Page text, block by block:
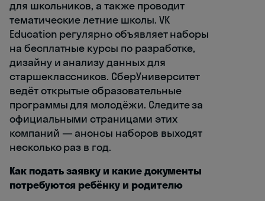
для школьников, а также проводит
тематические летние школы. VK
Education регулярно объявляет наборы
на бесплатные курсы по разработке,
дизайну и анализу данных для
старшеклассников. СберУниверситет
ведёт открытые образовательные
программы для молодёжи. Следите за
официальными страницами этих
компаний — анонсы наборов выходят
несколько раз в год.
Как подать заявку и какие документы
потребуются ребёнку и родителю